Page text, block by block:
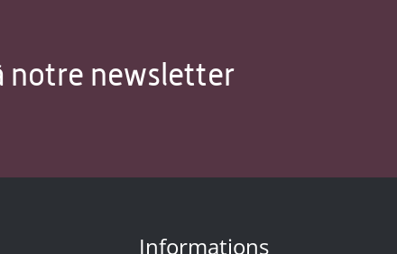
notre newsletter
Informations